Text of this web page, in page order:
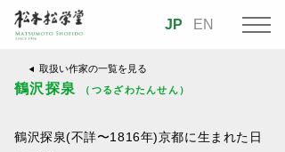
JP EN
取扱い作家の一覧を見る
鶴沢探泉 （つるざわたんせん）
鶴沢探泉(不詳〜1816年)京都に生まれた日